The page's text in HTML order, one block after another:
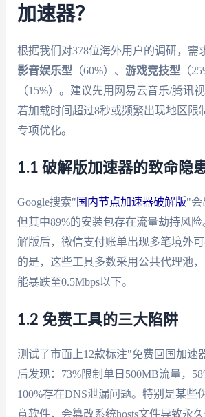
加速器？
根据我们对378位海外用户的调研，需
影音娱乐型 （60%）、 游戏竞技型 （
（15%）。建议先用网易云音乐/腾讯
若加载时间超过8秒或频繁出现地区限
专项优化。
1.1 破解版加速器的致命隐
Google搜索" 国内节点加速器破解版"会
但其中89%的安装包存在流量劫持风
解版后，微信支付账单出现多笔境外
的是，这些工具多数采用公共代理池
能暴跌至0.5Mbps以下。
1.2 免费工具的三大陷阱
测试了市面上12款标注"免费回国加速
后发现：73%限制单日500MB流量，
100%存在DNS泄漏问题。特别是某些
意软件，会篡改系统hosts文件导致永久